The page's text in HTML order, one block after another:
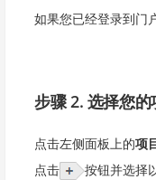
如果您已经登录到门
步骤 2. 选择您的
点击左侧面板上的项
点击
按钮并选择